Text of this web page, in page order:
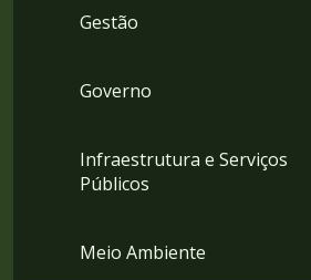
Gestão
Governo
Infraestrutura e Serviços
Públicos
Meio Ambiente